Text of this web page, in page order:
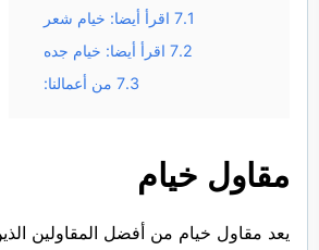
7.1 اقرأ أيضا: خيام شعر
7.2 اقرأ أيضا: خيام جده
7.3 من أعمالنا:
مقاول خيام
يعد مقاول خيام من أفضل المقاولين